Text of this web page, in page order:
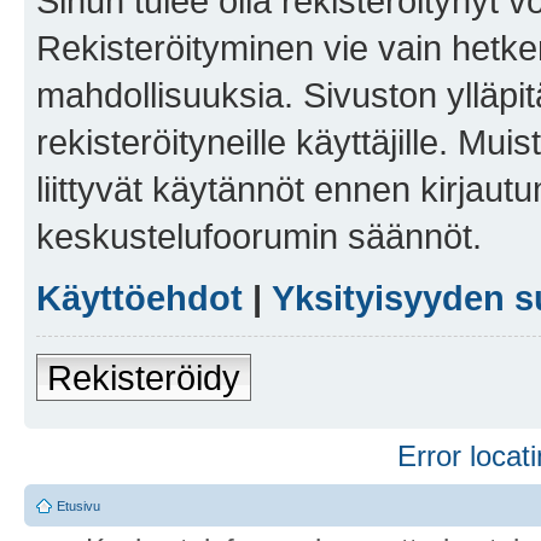
Rekisteröityminen vie vain
mahdollisuuksia. Sivuston
rekisteröityneille käyttäjille.
liittyvät käytännöt ennen
keskustelufoorumin säännöt.
Käyttöehdot | Yksityisyyden
Rekisteröidy
Error
Etusivu